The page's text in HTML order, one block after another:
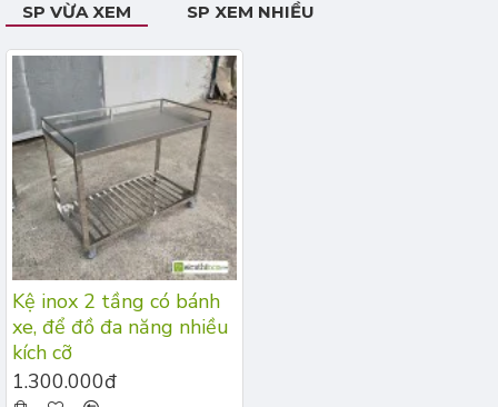
SP VỪA XEM SP XEM NHIỀU
Kệ inox 2 tầng có bánh
xe, để đồ đa năng nhiều
kích cỡ
1.300.000đ